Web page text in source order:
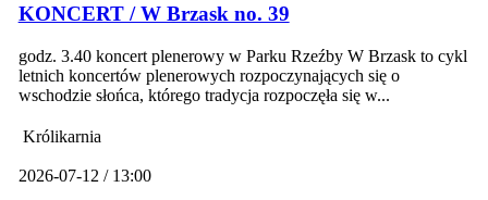
KONCERT / W Brzask no. 39
godz. 3.40 koncert plenerowy w Parku Rzeźby W Brzask to cykl
letnich koncertów plenerowych rozpoczynających się o
wschodzie słońca, którego tradycja rozpoczęła się w...
Królikarnia
2026-07-12 / 13:00